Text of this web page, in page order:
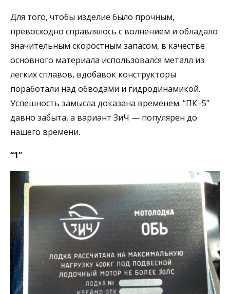
Для того, чтобы изделие было прочным,
превосходно справлялось с волнением и обладало
значительным скоростным запасом, в качестве
основного материала использовался металл из
легких сплавов, вдобавок конструкторы
поработали над обводами и гидродинамикой.
Успешность замысла доказана временем. “ПК–5”
давно забыта, а вариант ЗиЧ — популярен до
нашего времени.
“1”